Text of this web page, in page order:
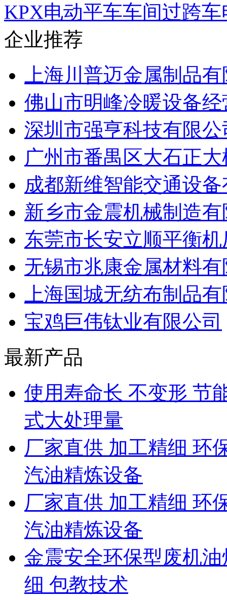
KPX电动平车车间过跨
企业推荐
上海川普迈金属制品
佛山市明峰冷暖设备经
深圳市强亨科技有限公
广州市番禺区大石正
成都新维智能交通设
新乡市金震机械制造
东莞市长安立顺平衡机
无锡市兆康金属材料
上海国城无纺布制品
宝鸡巨伟钛业有限公司
最新产品
使用寿命长 不变形 节
式大处理量
厂家直供 加工精细 环
汽油精炼设备
厂家直供 加工精细 环
汽油精炼设备
金震安全环保型废机
细 包教技术